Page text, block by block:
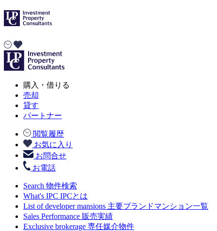
購入・借りる
売却
貸す
パートナー
閲覧履歴
お気に入り
お問合せ
お電話
Search 物件検索
What's IPC IPCとは
List of developer mansions 主要ブランドマンション一覧
Sales Performance 販売実績
Exclusive brokerage 専任媒介物件